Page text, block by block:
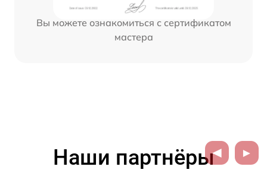
Вы можете ознакомиться с сертификатом
мастера
Наши партнёры